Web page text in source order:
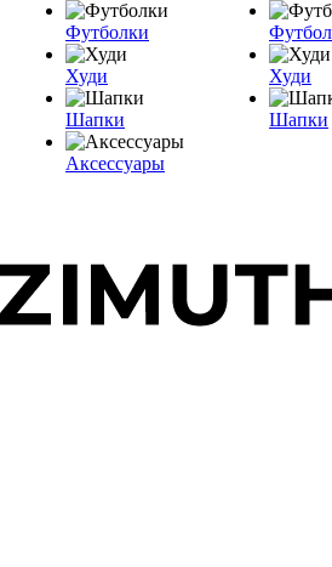
Футболки
Худи
Шапки
Аксессуары
Худи
Шапки